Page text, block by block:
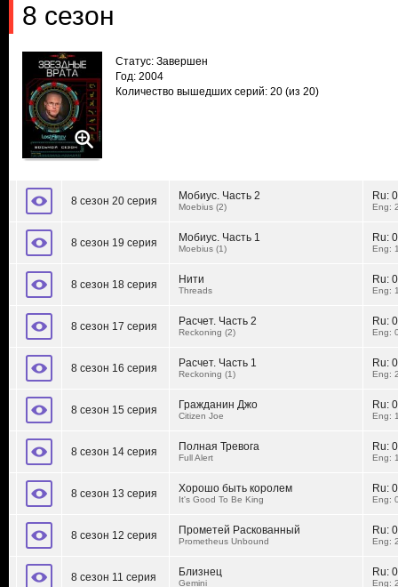
8 сезон
Статус: Завершен
Год: 2004
Количество вышедших серий: 20 (из 20)
8 сезон 20 серия Мобиус. Часть 2
Moebius (2)
Ru:
Eng:
8 сезон 19 серия Мобиус. Часть 1
Moebius (1)
Ru:
Eng:
8 сезон 18 серия Нити
Threads
Ru:
Eng:
8 сезон 17 серия Расчет. Часть 2
Reckoning (2)
Ru:
Eng:
8 сезон 16 серия Расчет. Часть 1
Reckoning (1)
Ru:
Eng:
8 сезон 15 серия Гражданин Джо
Citizen Joe
Ru:
Eng:
8 сезон 14 серия Полная Тревога
Full Alert
Ru:
Eng:
8 сезон 13 серия Хорошо быть королем
It's Good To Be King
Ru:
Eng:
8 сезон 12 серия Прометей Раскованный
Prometheus Unbound
Ru:
Eng:
8 сезон 11 серия Близнец
Gemini
Ru:
Eng: